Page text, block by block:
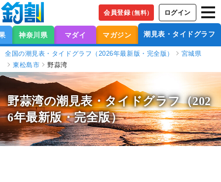
会員登録（無料） ログイン
神奈川県 マダイ マガジン 潮見表・タイドグラフ
全国の潮見表・タイドグラフ（2026年最新版・完全版）
宮城県
東松島市
野蒜湾
野蒜湾の潮見表・タイドグラフ（202
6年最新版・完全版）